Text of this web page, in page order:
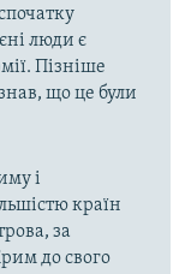
люди є
Пізніше
що це були
і
країн
за
до свого